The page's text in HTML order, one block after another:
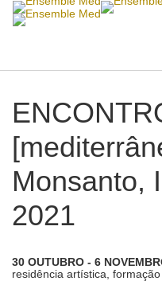
Monsanto,
2021
30 OUTUBRO - 6
residência artística, formação